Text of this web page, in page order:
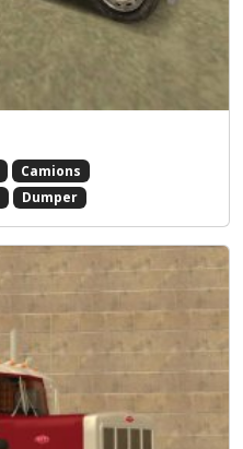
Camions
Dumper